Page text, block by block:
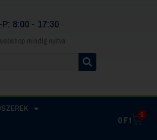
P: 8:00 - 17:30
mindig nyitva
0Ft 0